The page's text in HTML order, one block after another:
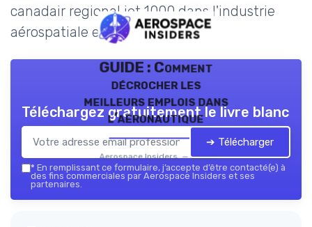
canadair regional jet 1000 dans l'industrie
aérospatiale et de défense.
GUIDE : Comment
décrocher les
meilleurs emplois dans
l’aéronautique
Aerospace Insiders — 2026
Téléchargez gratuitement le livre blanc
➔ Télécharger
* En remplissant ce formulaire, j’accepte d’être contacté(e) à
des fins commerciales par Aerospace Insiders et ses
partenaires.